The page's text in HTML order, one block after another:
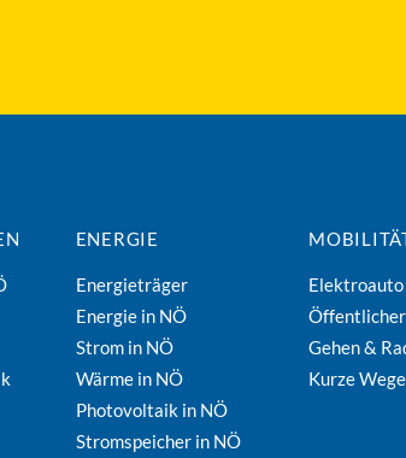
ENERGIE
Energieträger
Energie in NÖ
Strom in NÖ
Wärme in NÖ
Photovoltaik in NÖ
Stromspeicher in NÖ
Elektroauto
Gehen &
Kurze Wege